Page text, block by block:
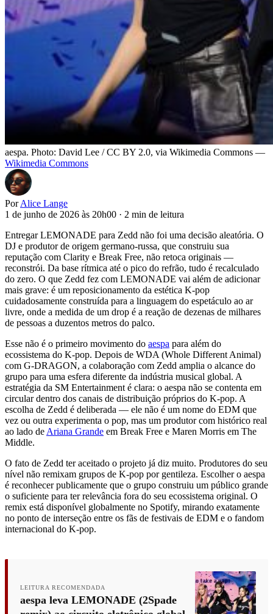
aespa. Photo: David Lee / CC BY 2.0, via Wikimedia Commons —
Wikimedia Commons
Por Alice Lange
1 de junho de 2026 às 20h00 · 2 min de leitura
Entregar LEMONADE para Zedd não foi uma decisão aleatória. O
DJ e produtor de origem germano-russa, que construiu sua
reputação com Clarity e Break Free, não retoca originais —
reconstrói. Da base rítmica até o pico do refrão, tudo é recalculado
do zero. O que Zedd fez com LEMONADE vai além de adicionar
mais grave: é um reposicionamento da estética K-pop
cuidadosamente construída para a linguagem do espetáculo ao ar
livre, onde a medida de um drop é a reação de dezenas de milhares
de pessoas a duzentos metros do palco.
Esse não é o primeiro movimento do aespa para além do
ecossistema do K-pop. Depois de WDA (Whole Different Animal)
com G-DRAGON, a colaboração com Zedd amplia o alcance do
grupo para uma esfera diferente da indústria musical global. A
estratégia da SM Entertainment é clara: o aespa não se contenta em
circular dentro dos canais de distribuição próprios do K-pop. A
escolha de Zedd é deliberada — ele não é um nome do EDM que
vez ou outra experimenta o pop, mas um produtor com histórico real
ao lado de Ariana Grande em Break Free e Maren Morris em The
Middle.
O fato de Zedd ter aceitado o projeto já diz muito. Produtores do seu
nível não remixam grupos de K-pop por gentileza. Escolher o aespa
é reconhecer publicamente que o grupo construiu um público grande
o suficiente para ter relevância fora do seu ecossistema original. O
remix está disponível globalmente no Spotify, mirando exatamente
no ponto de interseção entre os fãs de festivais de EDM e o fandom
internacional do K-pop.
LEITURA RECOMENDADA
aespa leva LEMONADE (2Spade